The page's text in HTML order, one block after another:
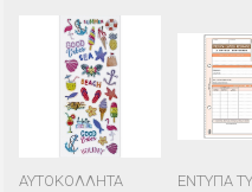
ΑΥΤΟΚΟΛΛΗΤΑ
ΕΝΤΥΠΑ